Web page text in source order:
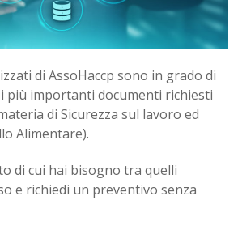
di AssoHaccp sono in grado di
più importanti documenti richiesti
di Sicurezza sul lavoro ed
Alimentare).
di cui hai bisogno tra quelli
e richiedi un preventivo senza